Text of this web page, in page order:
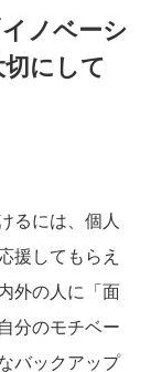
ノベーシ
にして
るには、個人
援してもらえ
外の人に「面
分のモチベー
バックアップ